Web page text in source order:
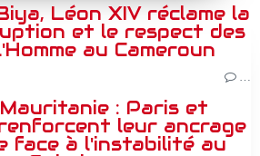
Léon XIV réclame la
et le respect des
au Cameroun
…
: Paris et
leur ancrage
face à l'instabilité au